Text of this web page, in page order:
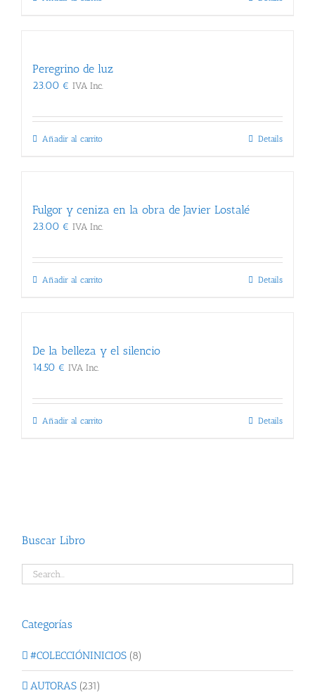
Peregrino de luz
23.00 € IVA Inc.
Añadir al carrito Details
Fulgor y ceniza en la obra de Javier Lostalé
23.00 € IVA Inc.
Añadir al carrito Details
De la belleza y el silencio
14.50 € IVA Inc.
Añadir al carrito Details
Buscar Libro
Categorías
#COLECCIÓNINICIOS (8)
AUTORAS (231)